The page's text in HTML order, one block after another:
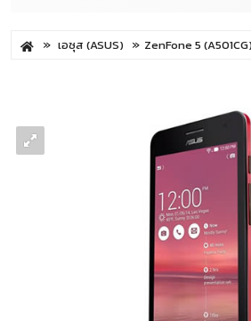
เอซุส (ASUS) ZenFone 5 (A501CG)